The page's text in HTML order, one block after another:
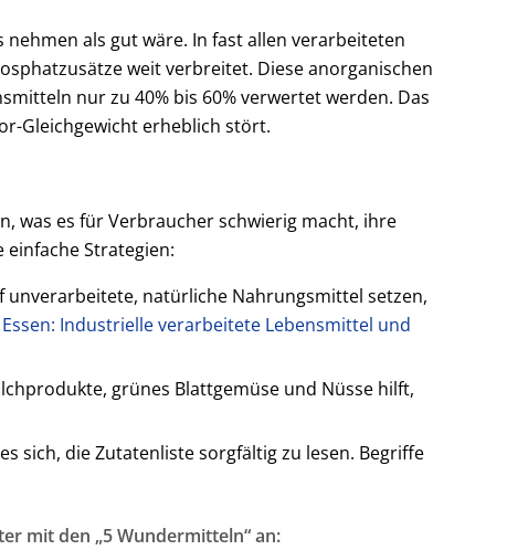
als gut wäre. In fast allen verarbeiteten
weit verbreitet. Diese anorganischen
nur zu 40% bis 60% verwertet werden. Das
Gleichgewicht erheblich stört.
was es für Verbraucher schwierig macht, ihre
Strategien:
natürliche Nahrungsmittel setzen,
Industrielle verarbeitete Lebensmittel und
grünes Blattgemüse und Nüsse hilft,
sich, die Zutatenliste sorgfältig zu lesen. Begriffe
mit den „5 Wundermitteln“ an: